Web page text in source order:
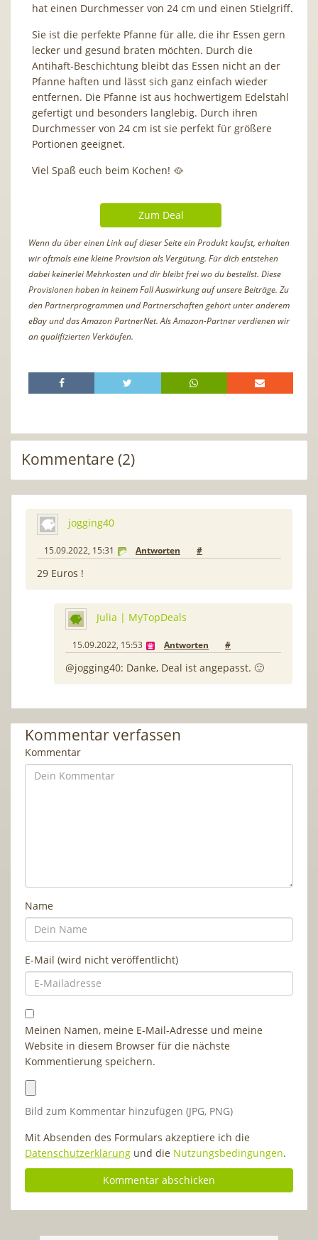
hat einen Durchmesser von 24 cm und einen Stielgriff.
Sie ist die perfekte Pfanne für alle, die ihr Essen gern
lecker und gesund braten möchten. Durch die
Antihaft-Beschichtung bleibt das Essen nicht an der
Pfanne haften und lässt sich ganz einfach wieder
entfernen. Die Pfanne ist aus hochwertigem Edelstahl
gefertigt und besonders langlebig. Durch ihren
Durchmesser von 24 cm ist sie perfekt für größere
Portionen geeignet.
Viel Spaß euch beim Kochen! 🥘
Zum Deal
Wenn du über einen Link auf dieser Seite ein Produkt kaufst, erhalten
wir oftmals eine kleine Provision als Vergütung. Für dich entstehen
dabei keinerlei Mehrkosten und dir bleibt frei wo du bestellst. Diese
Provisionen haben in keinem Fall Auswirkung auf unsere Beiträge. Zu
den Partnerprogrammen und Partnerschaften gehört unter anderem
eBay und das Amazon PartnerNet. Als Amazon-Partner verdienen wir
an qualifizierten Verkäufen.
Kommentare (2)
jogging40
15.09.2022, 15:31 Antworten #
29 Euros !
Julia | MyTopDeals
15.09.2022, 15:53 Antworten #
@jogging40: Danke, Deal ist angepasst. 🙂
Kommentar verfassen
Kommentar
Name
E-Mail (wird nicht veröffentlicht)
Meinen Namen, meine E-Mail-Adresse und meine
Website in diesem Browser für die nächste
Kommentierung speichern.
Bild zum Kommentar hinzufügen (JPG, PNG)
Mit Absenden des Formulars akzeptiere ich die
Datenschutzerklärung und die Nutzungsbedingungen.